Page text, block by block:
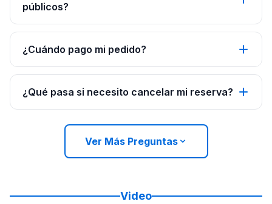
públicos?
¿Cuándo pago mi pedido?
¿Qué pasa si necesito cancelar mi reserva?
Ver Más Preguntas
Video